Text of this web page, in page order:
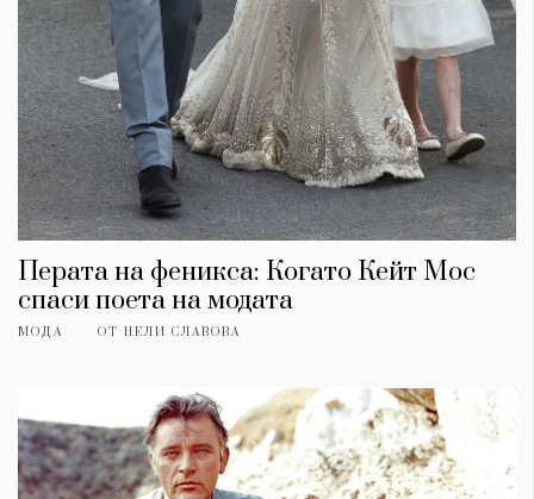
Перата на феникса: Когато Кейт Мос
спаси поета на модата
МОДА ОТ НЕЛИ СЛАВОВА